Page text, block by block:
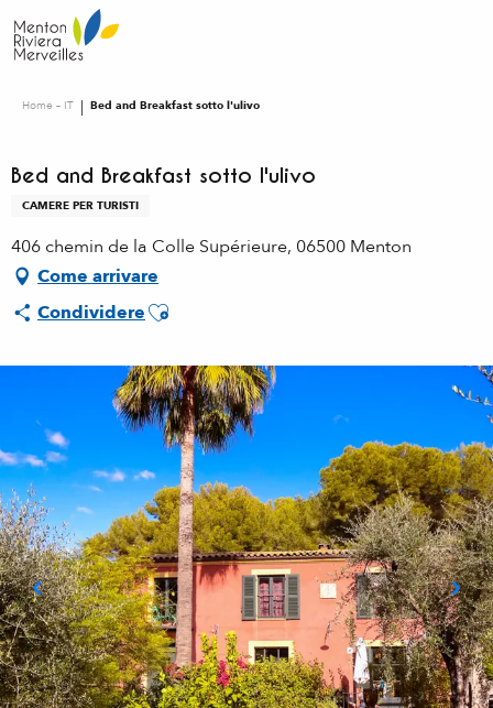
au
contenu
Home – IT Bed and Breakfast sotto l'ulivo
Bed and Breakfast sotto l'ulivo
CAMERE PER TURISTI
406 chemin de la Colle Supérieure, 06500 Menton
Come arrivare
CondividereAjouter aux favoris